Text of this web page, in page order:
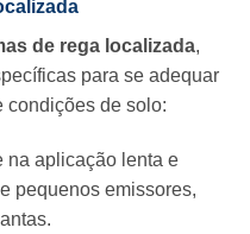
de rega localizada,
para se adequar
condições de solo:
na aplicação lenta e
pequenos emissores,